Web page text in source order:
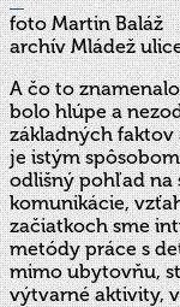
foto
archív Mládež
A čo to
bolo hlúpe a
základných
je istým
odlišný pohľad na
komunikácie,
začiatkoch sme
metódy práce s
mimo ubytovňu,
výtvarné aktivity,